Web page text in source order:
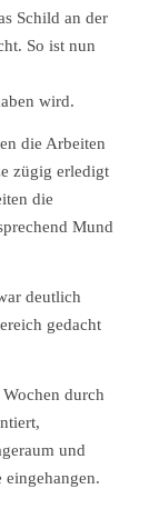
Schild an der
So ist nun
wird.
die Arbeiten
zügig erledigt
die
Mund
deutlich
gedacht
durch
und
eingehangen.